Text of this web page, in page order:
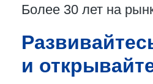
Более 30 лет на
и